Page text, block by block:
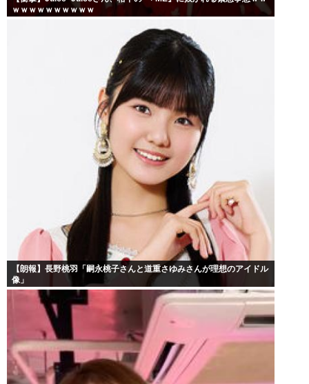
ｗｗｗｗｗｗｗｗｗｗ
【朗報】長野桃羽「嗣永桃子さんと道重さゆみさんが理想のアイドル
像」